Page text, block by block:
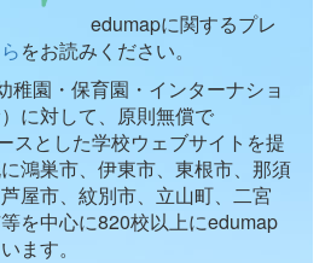
edumapに関するプレ
をお読みください。
稚園・保育園・インターナショ
に対して、原則無償で
スとした学校ウェブサイトを提
鴻巣市、伊東市、東根市、那須
屋市、紋別市、立山町、二宮
を中心に820校以上にedumap
ます。